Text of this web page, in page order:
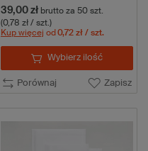
39,00 zł brutto za 50 szt.
(0,78 zł / szt.)
Kup więcej od 0,72 zł / szt.
Porównaj Zapisz
Wybierz ilość